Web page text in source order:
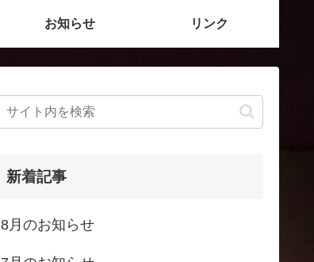
お知らせ リンク
新着記事
8月のお知らせ